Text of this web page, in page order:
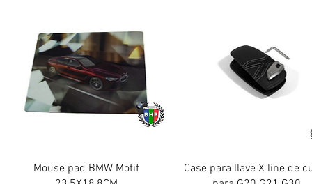
Vista rápida
Mouse pad BMW Motif
Vista rápida
Case para llave X line de